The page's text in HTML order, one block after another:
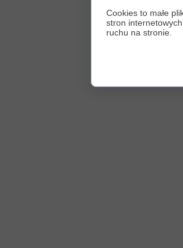
Cookies to małe
stron
ruchu na stronie.